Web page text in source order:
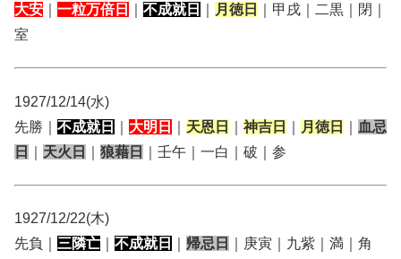
大安
一粒万倍日 不成就日 月徳日
｜甲戌｜二黒｜閉｜
室
1927/12/14(水)
先勝｜ 不成就日 大明日 天恩日 神吉日 月徳日
血忌
日
天火日 狼藉日 ｜壬午｜一白｜破｜参
1927/12/22(木)
先負｜ 三隣亡 不成就日 帰忌日 ｜庚寅｜九紫｜満｜角